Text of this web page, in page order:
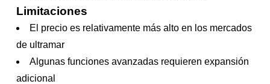
Limitaciones
El precio es relativamente más alto en los mercados
de ultramar
Algunas funciones avanzadas requieren expansión
adicional